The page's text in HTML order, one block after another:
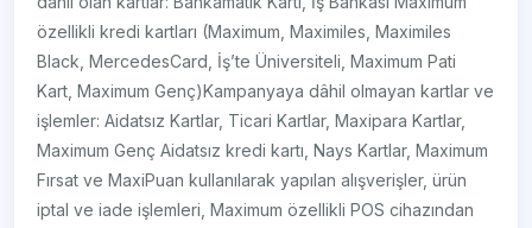
özellikli kredi kartları (Maximum, Maximiles, Maximiles
Black, MercedesCard, İş’te Üniversiteli, Maximum Pati
Kart, Maximum Genç)Kampanyaya dâhil olmayan kartlar ve
işlemler: Aidatsız Kartlar, Ticari Kartlar, Maxipara Kartlar,
Maximum Genç Aidatsız kredi kartı, Nays Kartlar, Maximum
Fırsat ve MaxiPuan kullanılarak yapılan alışverişler, ürün
iptal ve iade işlemleri, Maximum özellikli POS cihazından